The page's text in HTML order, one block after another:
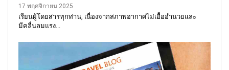
17 พฤศจิกายน 2025
เรียนผู้โดยสารทุกท่าน, เนื่องจากสภาพอากาศไม่เอื้ออำนวยและ
มีคลื่นลมแรง...